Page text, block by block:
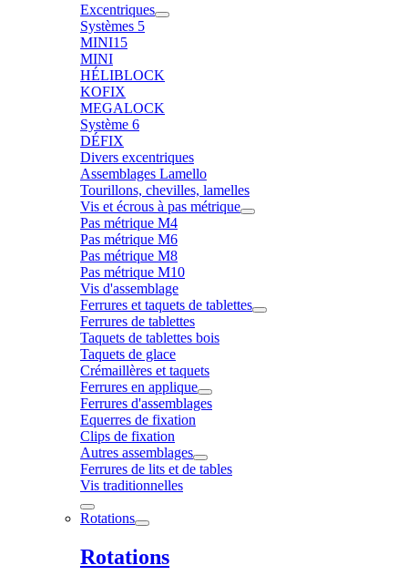
Excentriques
Systèmes 5
MINI15
MINI
HÉLIBLOCK
KOFIX
MEGALOCK
Système 6
DÉFIX
Divers excentriques
Assemblages Lamello
Tourillons, chevilles, lamelles
Vis et écrous à pas métrique
Pas métrique M4
Pas métrique M6
Pas métrique M8
Pas métrique M10
Vis d'assemblage
Ferrures et taquets de tablettes
Ferrures de tablettes
Taquets de tablettes bois
Taquets de glace
Crémaillères et taquets
Ferrures en applique
Ferrures d'assemblages
Equerres de fixation
Clips de fixation
Autres assemblages
Ferrures de lits et de tables
Vis traditionnelles
Rotations
Rotations